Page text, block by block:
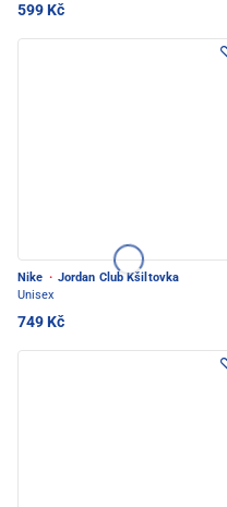
599 Kč
Nike · Jordan Club Kšiltovka
Unisex
749 Kč